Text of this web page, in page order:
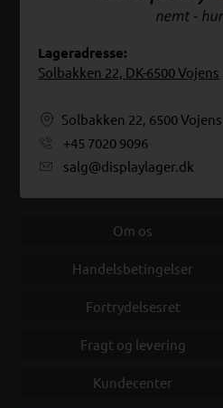
Lageradresse:
Solbakken 22, DK-6500 Vojens
Solbakken 22, 6500 Vojens
+45 7020 9096
salg@displaylager.dk
Om os
Handelsbetingelser
Fortrydelsesret
Fragt og levering
Kundecenter